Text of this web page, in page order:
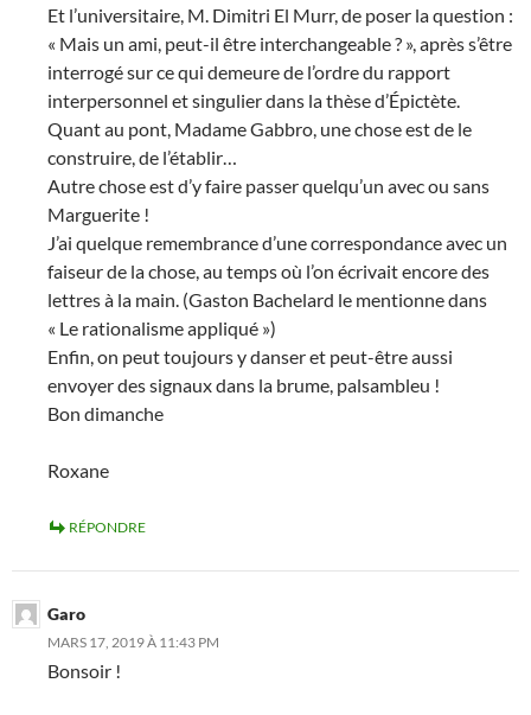
Et l’universitaire, M. Dimitri El Murr, de poser la question :
« Mais un ami, peut-il être interchangeable ? », après s’être
interrogé sur ce qui demeure de l’ordre du rapport
interpersonnel et singulier dans la thèse d’Épictète.
Quant au pont, Madame Gabbro, une chose est de le
construire, de l’établir…
Autre chose est d’y faire passer quelqu’un avec ou sans
Marguerite !
J’ai quelque remembrance d’une correspondance avec un
faiseur de la chose, au temps où l’on écrivait encore des
lettres à la main. (Gaston Bachelard le mentionne dans
« Le rationalisme appliqué »)
Enfin, on peut toujours y danser et peut-être aussi
envoyer des signaux dans la brume, palsambleu !
Bon dimanche
Roxane
RÉPONDRE
Garo
MARS 17, 2019 À 11:43 PM
Bonsoir !